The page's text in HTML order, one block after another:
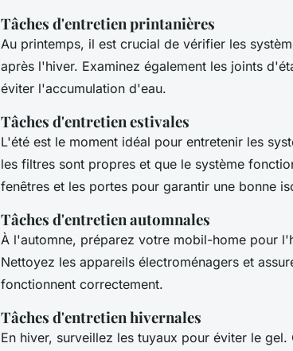
Tâches d'entretien printanières
Au printemps, il est crucial de vérifier les
après l'hiver. Examinez également les joints
éviter l'accumulation d'eau.
Tâches d'entretien estivales
L'été est le moment idéal pour entretenir les
les filtres sont propres et que le système
fenêtres et les portes pour garantir une bonne
Tâches d'entretien automnales
À l'automne, préparez votre mobil-home pour
Nettoyez les appareils électroménagers et
fonctionnent correctement.
Tâches d'entretien hivernales
En hiver, surveillez les tuyaux pour éviter le